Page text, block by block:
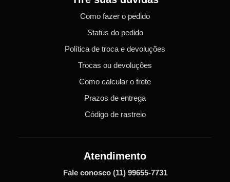
Como fazer o pedido
Status do pedido
Política de troca e devoluções
Trocas ou devoluções
Como calcular o frete
Prazos de entrega
Código de rastreio
Atendimento
Fale conosco (11) 99655-7731